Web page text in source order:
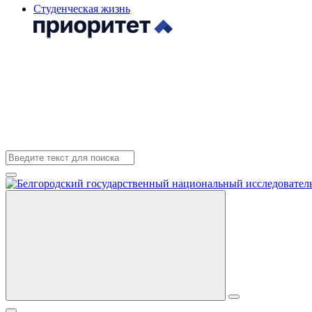
Студенческая жизнь